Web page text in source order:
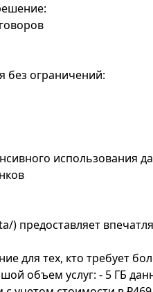
без ограничений:
использования
) предоставляет
для тех, кто требует
объем услуг: - 5 ГБ